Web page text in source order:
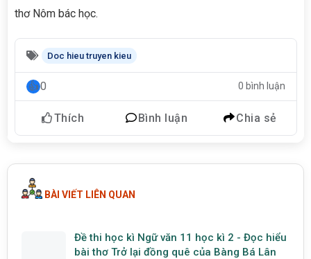
thơ Nôm bác học.
Doc hieu truyen kieu
0 0 bình luận
Thích Bình luận Chia sẻ
BÀI VIẾT LIÊN QUAN
Đề thi học kì Ngữ văn 11 học kì 2 - Đọc hiểu
bài thơ Trở lại đồng quê của Bàng Bá Lân